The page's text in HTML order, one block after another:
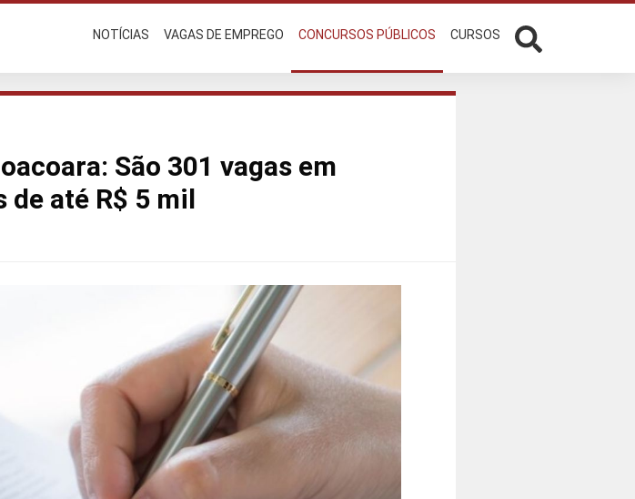
NOTÍCIAS VAGAS DE EMPREGO CONCURSOS PÚBLICOS CURSOS
São 301 vagas em
até R$ 5 mil